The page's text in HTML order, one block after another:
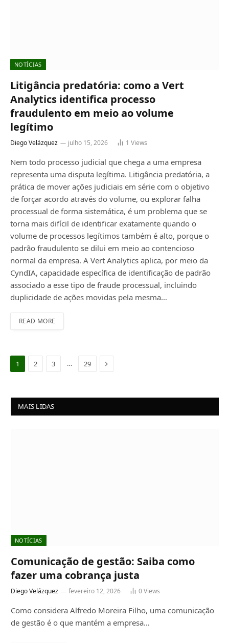
NOTÍCIAS
Litigância predatória: como a Vert
Analytics identifica processo
fraudulento em meio ao volume
legítimo
Diego Velázquez julho 15, 2026 1 Views
Nem todo processo judicial que chega a uma empresa
representa uma disputa legítima. Litigância predatória, a
prática de mover ações judiciais em série com o objetivo
de forçar acordo através do volume, ou explorar falha
processual de forma sistemática, é um problema que se
torna mais difícil de identificar exatamente quando o
volume de processos legítimos também é alto, porque o
padrão fraudulento se dilui em meio ao contencioso
normal da empresa. A Vert Analytics aplica, por meio da
CyndIA, capacidade específica de identificação de padrão
associado a esse tipo de fraude processual, incluindo
duplicidade de ações movidas pela mesma…
READ MORE
1 2 3 … 29 Next
MAIS LIDAS
NOTÍCIAS
Comunicação de gestão: Saiba como
fazer uma cobrança justa
Diego Velázquez fevereiro 12, 2026 0Views
Como considera Alfredo Moreira Filho, uma comunicação
de gestão é o que mantém a empresa…